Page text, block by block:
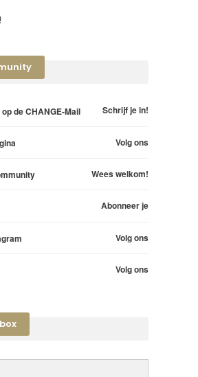
de CHANGE-Mail Schrijf je in!
Volg ons
Wees welkom!
Abonneer je
Volg ons
Volg ons